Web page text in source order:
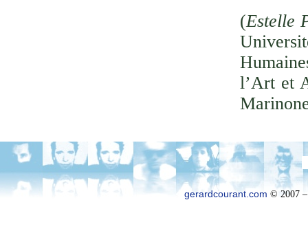
(Estelle
l’Art et
gerardcourant.com © 2007